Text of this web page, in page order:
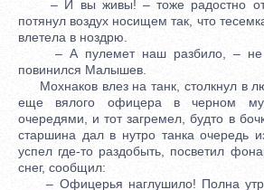
– И вы живы! – тоже радостно
потянул воздух носищем так, что
влетела в ноздрю.
– А пулемет наш разбило, – не
повинился Малышев.
Мохнаков влез на танк, столкнул в
еще вялого офицера в черном
очередями, и тот загремел, будто в
старшина дал в нутро танка очередь
успел где-то раздобыть, посветил
снег, сообщил:
– Офицерья наглушило! Полна